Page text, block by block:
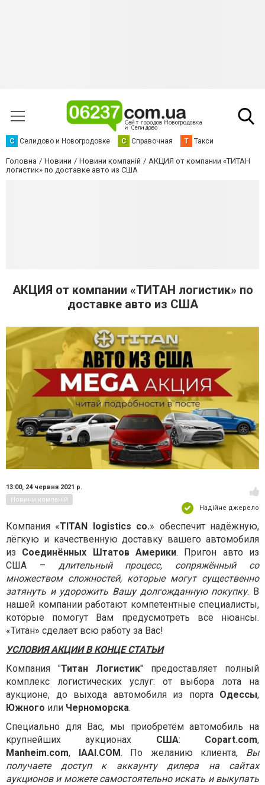
С Селидово и Новогродовке С Справочная Т Такси
Головна Новини Новини компаній
АКЦИЯ от компании «ТИТАН
логистик» по доставке авто из США
АКЦИЯ от компании «ТИТАН логистик» по
доставке авто из США
13:00, 24 червня 2021 р.
Новини компаній
Надійне джерело
Компания «TITAN logistics co.» обеспечит надёжную,
лёгкую и качественную доставку вашего автомобиля
из Соединённых Штатов Америки. Пригон авто из
США – длительный процесс, сопряжённый со
множеством сложностей, которые могут существенно
затянуть и удорожить Вашу долгожданную покупку. В
нашей компании работают компетентные специалисты,
которые помогут Вам предусмотреть все нюансы.
«Титан» сделает всю работу за Вас!
УСЛОВИЯ АКЦИИ В КОНЦЕ СТАТЬИ
Компания "Титан Логистик" предоставляет полный
комплекс логистических услуг: от выбора лота на
аукционе, до выхода автомобиля из порта Одессы,
Южного или Черноморска.
Специально для Вас, мы приобретём автомобиль на
крупнейших аукционах США: Copart.com,
Manheim.com, IAAI.COM. По желанию клиента, Вы
получаете доступ к аккаунту дилера на сайтах
аукционов и можете самостоятельно искать и выкупать